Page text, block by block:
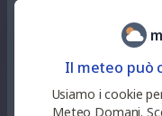
UV
32° UV
Il meteo può
Usiamo i cookie
Meteo Domani.